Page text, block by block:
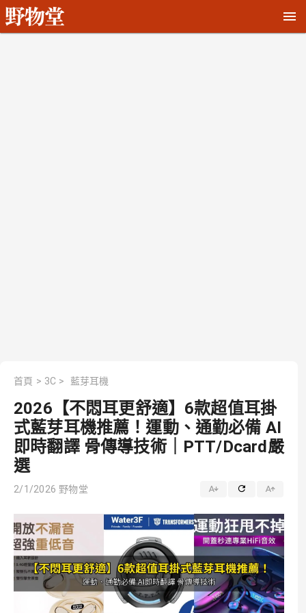
首頁 > 3C > 藍芽耳機
2026【不悶耳更舒適】6款超值耳掛
式藍芽耳機推薦！運動、通勤必備 AI
即時翻譯 骨傳導技術｜PTT/Dcard嚴
選
2/1/2026 野物堂